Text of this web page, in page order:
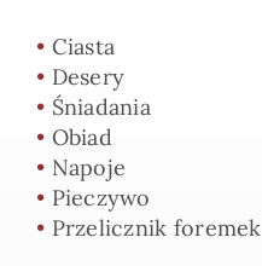
• Ciasta
• Desery
• Śniadania
• Obiad
• Napoje
• Pieczywo
• Przelicznik foremek